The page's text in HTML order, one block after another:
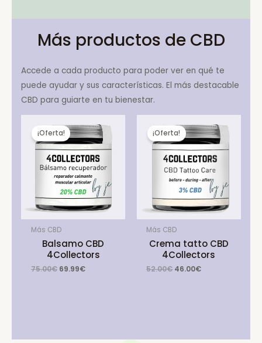
Más productos de CBD
Accede a cada producto para poder ver en qué te
puede ayudar y sus características. El más destacable
CBD para guiarte en tu bienestar.
¡Oferta!
Más CBD
Balsamo CBD
4Collectors
75.00€ Original
69.99€Current
¡Oferta!
Más CBD
Crema tatto CBD
4Collectors
52.00€ Original
46.00€Current